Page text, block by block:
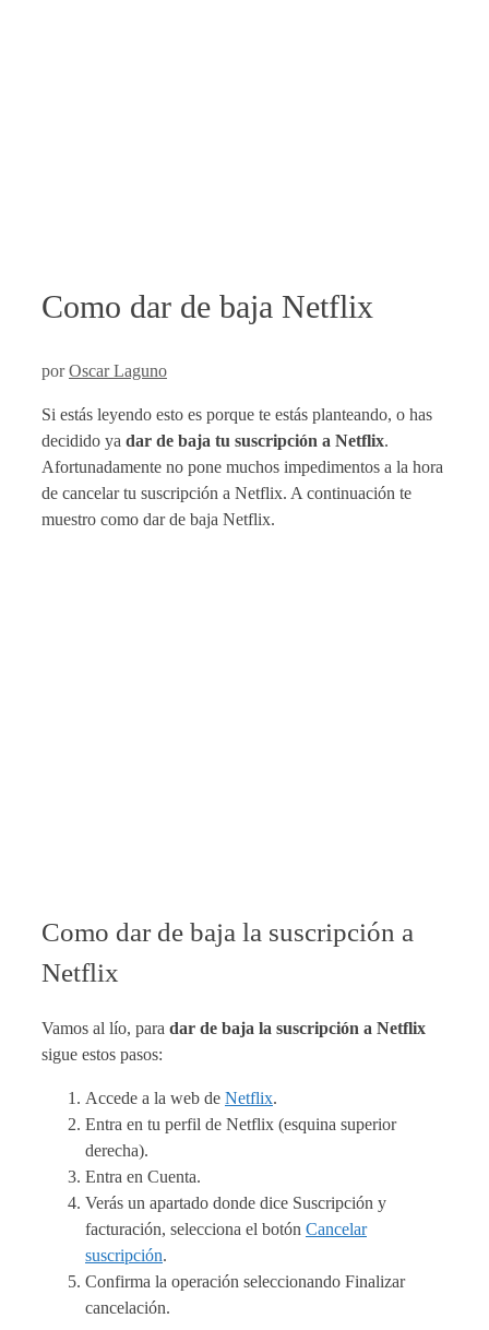
Como dar de baja Netflix
porOscar Laguno
Si estás leyendo esto es porque te estás planteando, o has
decidido ya dar de baja tu suscripción a Netflix.
Afortunadamente no pone muchos impedimentos a la hora
de cancelar tu suscripción a Netflix. A continuación te
muestro como dar de baja Netflix.
Como dar de baja la suscripción a
Netflix
Vamos al lío, para dar de baja la suscripción a Netflix
sigue estos pasos:
Accede a la web de Netflix.
Entra en tu perfil de Netflix (esquina superior
derecha).
Entra en Cuenta.
Verás un apartado donde dice Suscripción y
facturación, selecciona el botón Cancelar
suscripción.
Confirma la operación seleccionando Finalizar
cancelación.